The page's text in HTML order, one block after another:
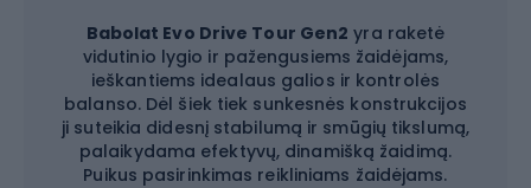
Babolat Evo Drive Tour Gen2 yra raketė
vidutinio lygio ir pažengusiems žaidėjams,
ieškantiems idealaus galios ir kontrolės
balanso. Dėl šiek tiek sunkesnės konstrukcijos
ji suteikia didesnį stabilumą ir smūgių tikslumą,
palaikydama efektyvų, dinamišką žaidimą.
Puikus pasirinkimas reikliniams žaidėjams.